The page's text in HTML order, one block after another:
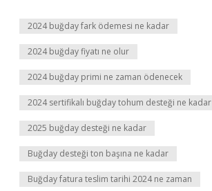
2024 buğday fark ödemesi ne kadar
2024 buğday fiyatı ne olur
2024 buğday primi ne zaman ödenecek
2024 sertifikalı buğday tohum desteği ne kadar
2025 buğday desteği ne kadar
Buğday desteği ton başına ne kadar
Buğday fatura teslim tarihi 2024 ne zaman